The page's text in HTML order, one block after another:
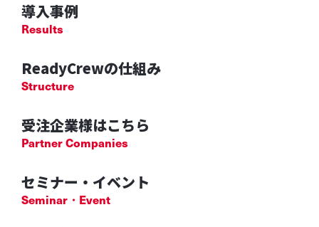
導入事例
Results
ReadyCrewの仕組み
Structure
受注企業様はこちら
Partner Companies
セミナー・イベント
Seminar・Event